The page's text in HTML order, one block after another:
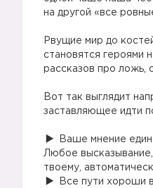
на другой «все
Рвущие мир до
становятся героями
рассказов про ложь,
Вот так выглядит
заставляющее идти
Ваше мнение
Любое
твоему,
Все пути хороши